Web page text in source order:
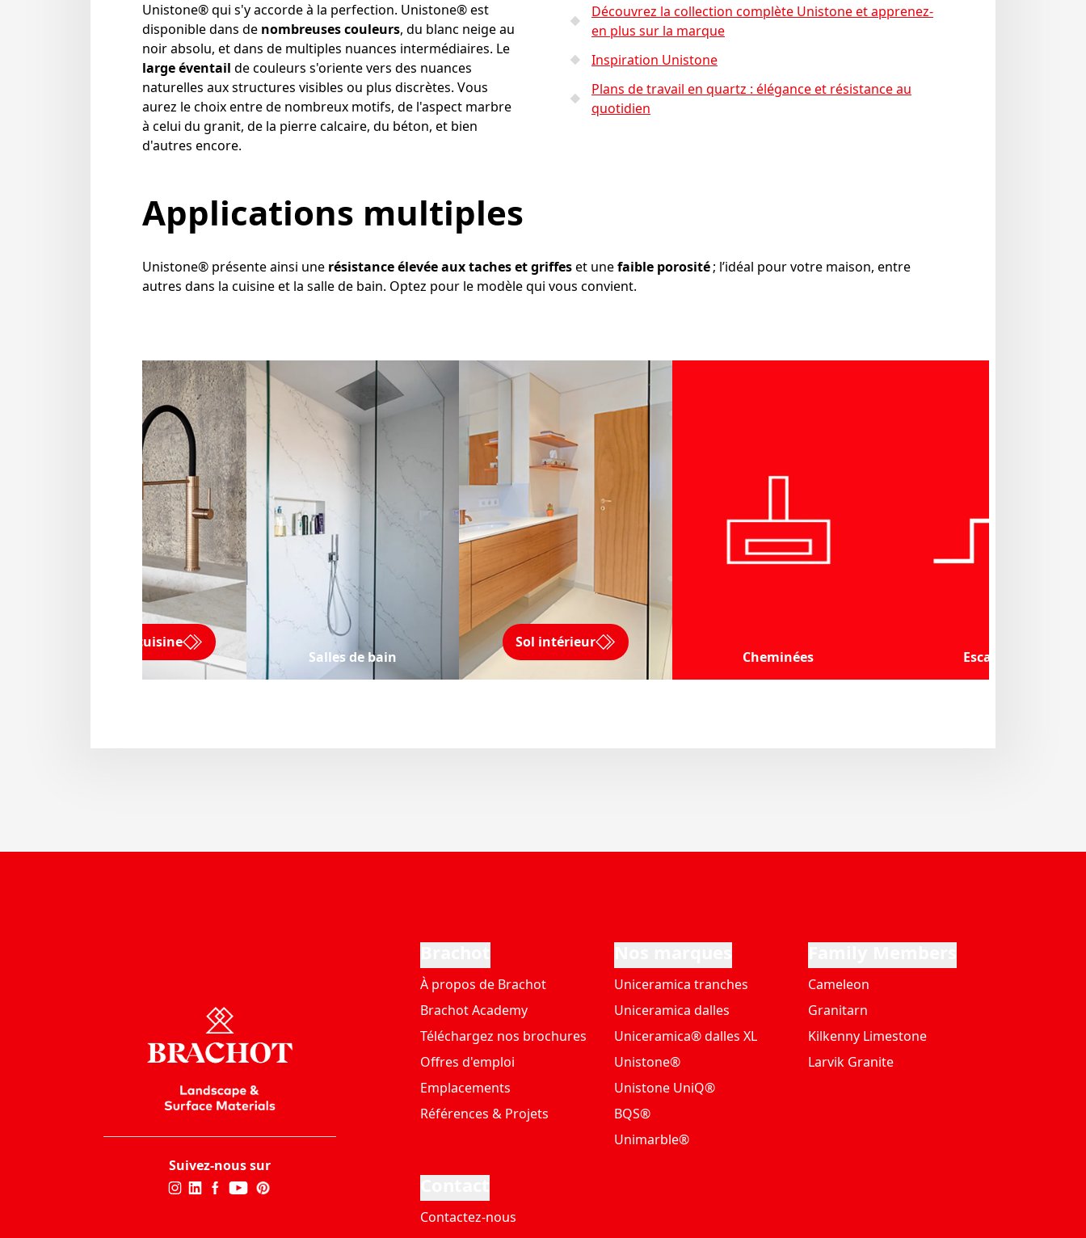
Unistone® qui s'y accorde à la perfection. Unistone® est
disponible dans de nombreuses couleurs, du blanc neige au
noir absolu, et dans de multiples nuances intermédiaires. Le
large éventail de couleurs s'oriente vers des nuances
naturelles aux structures visibles ou plus discrètes. Vous
aurez le choix entre de nombreux motifs, de l'aspect marbre
à celui du granit, de la pierre calcaire, du béton, et bien
d'autres encore.
Découvrez la collection complète Unistone et apprenez-
en plus sur la marque
Inspiration Unistone
Plans de travail en quartz : élégance et résistance au
quotidien
Applications multiples
Unistone® présente ainsi une résistance élevée aux taches et griffeset unefaible porosité; l’idéal pour votre maison, entre
autres dans la cuisine et la salle de bain. Optez pour le modèle qui vous convient.
Éviers de cuisine
Salles de bain
Sol intérieur
Cheminées
Escaliers
Suivez-nous sur
À propos de Brachot
Brachot Academy
Téléchargez nos brochures
Offres d'emploi
Emplacements
Références & Projets
Uniceramica tranches
Uniceramica dalles
Uniceramica® dalles XL
Unistone®
Unistone UniQ®
BQS®
Unimarble®
Cameleon
Granitarn
Kilkenny Limestone
Larvik Granite
Contactez-nous